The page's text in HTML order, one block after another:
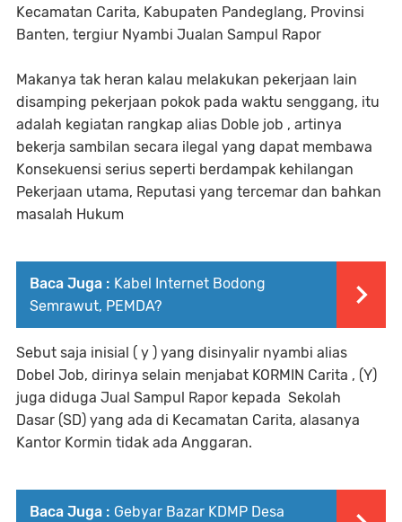
Kecamatan Carita, Kabupaten Pandeglang, Provinsi
Banten, tergiur Nyambi Jualan Sampul Rapor
Makanya tak heran kalau melakukan pekerjaan lain
disamping pekerjaan pokok pada waktu senggang, itu
adalah kegiatan rangkap alias Doble job , artinya
bekerja sambilan secara ilegal yang dapat membawa
Konsekuensi serius seperti berdampak kehilangan
Pekerjaan utama, Reputasi yang tercemar dan bahkan
masalah Hukum
Baca Juga : Kabel Internet Bodong
Semrawut, PEMDA?
Sebut saja inisial ( y ) yang disinyalir nyambi alias
Dobel Job, dirinya selain menjabat KORMIN Carita , (Y)
juga diduga Jual Sampul Rapor kepada Sekolah
Dasar (SD) yang ada di Kecamatan Carita, alasanya
Kantor Kormin tidak ada Anggaran.
Baca Juga : Gebyar Bazar KDMP Desa